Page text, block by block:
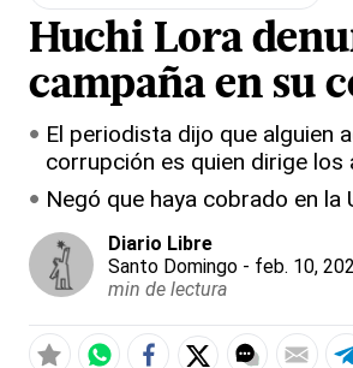
Huchi Lora
campaña en su
El periodista dijo que alguien
corrupción es quien dirige los
Negó que haya cobrado en la
Diario Libre
Santo Domingo - feb. 10,
min de lectura